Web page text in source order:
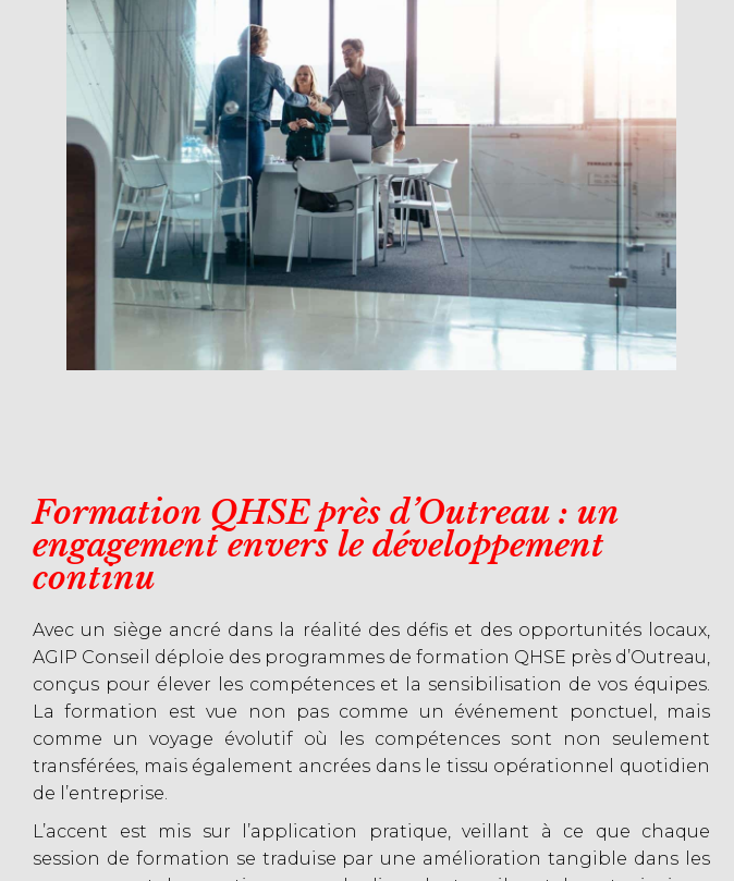
Formation QHSE près d’Outreau : un
engagement envers le développement
continu
Avec un siège ancré dans la réalité des défis et des opportunités locaux,
AGIP Conseil déploie des programmes de formation QHSE près d’Outreau,
conçus pour élever les compétences et la sensibilisation de vos équipes.
La formation est vue non pas comme un événement ponctuel, mais
comme un voyage évolutif où les compétences sont non seulement
transférées, mais également ancrées dans le tissu opérationnel quotidien
de l’entreprise.
L’accent est mis sur l’application pratique, veillant à ce que chaque
session de formation se traduise par une amélioration tangible dans les